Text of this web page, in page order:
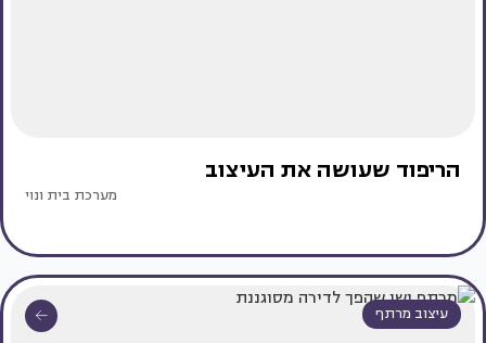
הריפוד שעושה את העיצוב
מערכת בית ונוי
עיצוב מרתף